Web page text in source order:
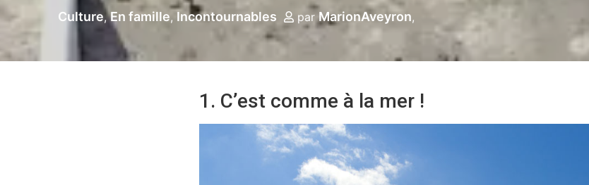
Culture En famille Incontournables parMarionAveyron
1. C’est comme à la mer !